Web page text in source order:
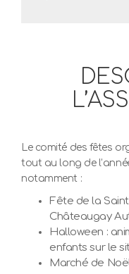
Le comité des fêtes
tout au long de
notamment :
Fête de la
Châteaugay
Halloween :
enfants sur le
Marché de